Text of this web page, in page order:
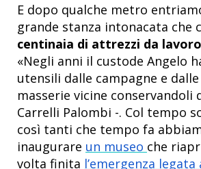
E dopo qualche metro
grande stanza intonacata che
centinaia di attrezzi da
«Negli anni il custode Angelo
utensili dalle campagne e
masserie vicine conservandoli
Carrelli Palombi -. Col tempo
così tanti che tempo fa
inaugurare un museo che
volta finita l’emergenza legata